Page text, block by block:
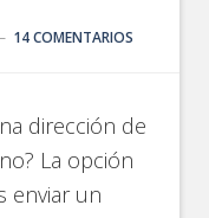
14 COMENTARIOS
dirección de
La opción
enviar un